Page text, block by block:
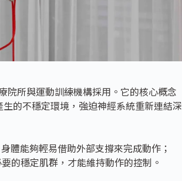
院所與運動訓練機構採用。它的核心概念
的不穩定環境，強迫神經系統重新連結深
體能夠輕易借助外部支撐來完成動作；
的穩定肌群，才能維持動作的控制。